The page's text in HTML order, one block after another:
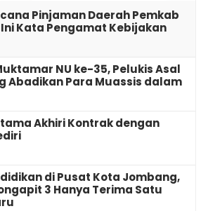
Pinjaman Daerah Pemkab
Kata Pengamat Kebijakan
NU ke-35, Pelukis Asal
Abadikan Para Muassis dalam
Akhiri Kontrak dengan
di Pusat Kota Jombang,
3 Hanya Terima Satu